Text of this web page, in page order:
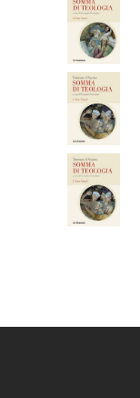
37,05€
37,05€
37,05€